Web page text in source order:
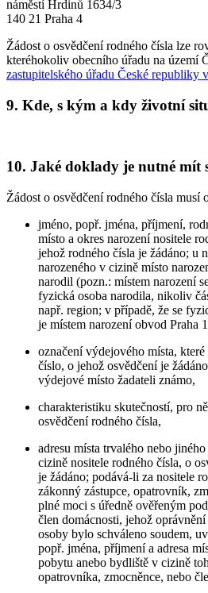
náměstí Hrdinů 1634/3
140 21 Praha 4
Žádost o osvědčení rodného čísla lze
kteréhokoliv obecního úřadu na území
zastupitelského úřadu České republiky
9. Kde, s kým a kdy životní
10. Jaké doklady je nutné mít
Žádost o osvědčení rodného čísla musí
jméno, popř. jména, příjmení,
místo a okres narození nositele
jehož rodného čísla je žádáno; u
narozeného v cizině místo
narodil (pozn.: místem narození
fyzická osoba narodila, nikoliv
např. region; v případě, že se
je místem narození obvod Praha
označení výdejového místa,
číslo, o jehož osvědčení je
výdejové místo žadateli známo,
charakteristiku skutečností, pro
osvědčení rodného čísla,
adresu místa trvalého nebo
cizině nositele rodného čísla, o
je žádáno; podává-li za nositele
zákonný zástupce, opatrovník,
plné moci s úředně ověřeným
člen domácnosti, jehož
osoby bylo schváleno soudem,
popř. jména, příjmení a adresa
pobytu anebo bydliště v cizině
opatrovníka, zmocněnce, nebo